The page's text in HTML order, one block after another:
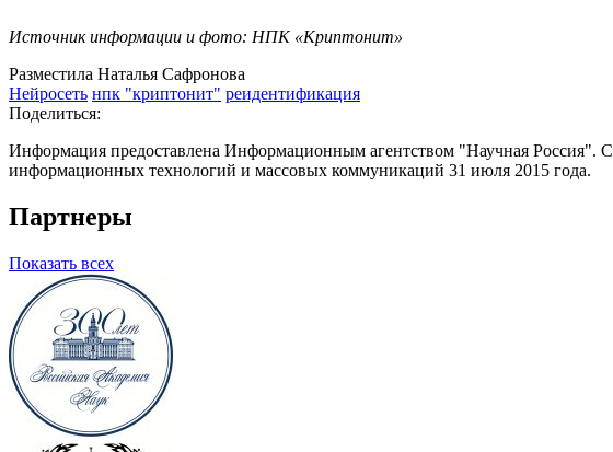
Источник информации и фото: НПК «Криптонит»
Разместила Наталья Сафронова
Нейросеть нпк "криптонит" реидентификация
Поделиться:
Информация предоставлена Информационным агентством "Научная
информационных технологий и массовых коммуникаций 31 июля 2015 года.
Партнеры
Показать всех